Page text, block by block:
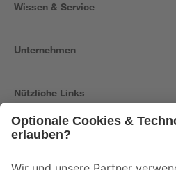
Wissen & Service
Unternehmen
Nützliche Links
Der toom Newsletter: Keine Angebote und